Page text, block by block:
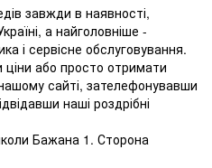
завжди в наявності,
а найголовніше -
і сервісне обслуговування.
або просто отримати
сайті, зателефонувавши
наші роздрібні
Бажана 1. Сторона